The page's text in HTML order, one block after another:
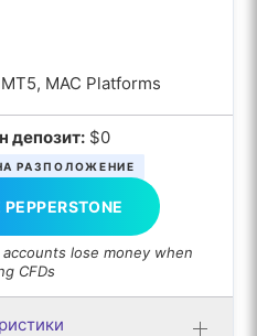
MAC Platforms
депозит:$0
РАЗПОЛОЖЕНИЕ
lose money when
CFDs